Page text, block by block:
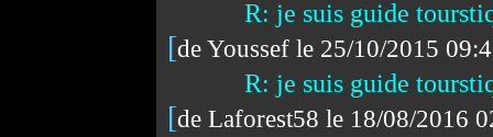
R: je suis guide
[de Youssef le 25/10/2015
R: je suis guide
[de Laforest58 le 18/08/2016